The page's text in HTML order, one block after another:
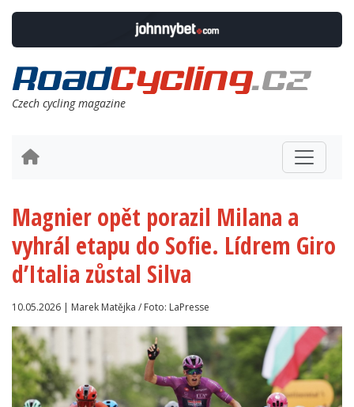
Czech cycling magazine
Magnier opět porazil Milana a
vyhrál etapu do Sofie. Lídrem Giro
d’Italia zůstal Silva
10.05.2026 | Marek Matějka / Foto: LaPresse